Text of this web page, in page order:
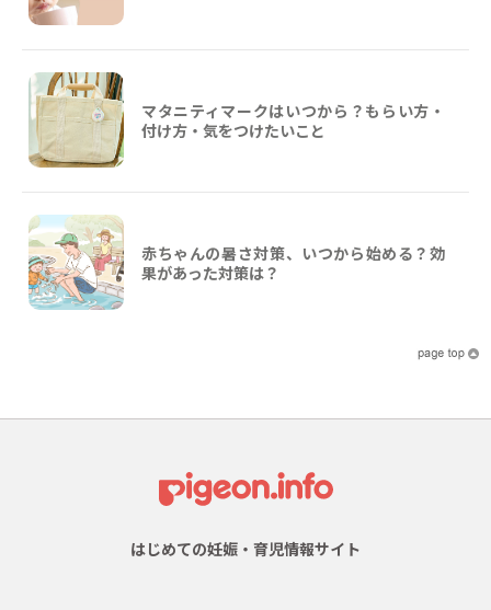
マタニティマークはいつから？もらい方・
付け方・気をつけたいこと
赤ちゃんの暑さ対策、いつから始める？効
果があった対策は？
はじめての妊娠・育児情報サイト